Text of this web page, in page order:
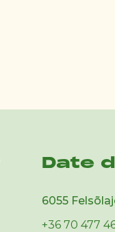
Date
6055
+36 70 477